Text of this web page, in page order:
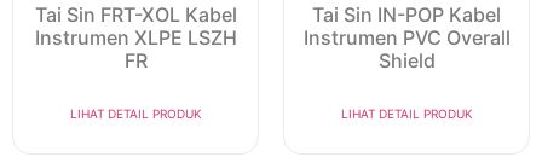
Tai Sin FRT-XOL Kabel
Instrumen XLPE LSZH
FR
LIHAT DETAIL PRODUK
Tai Sin IN-POP Kabel
Instrumen PVC Overall
Shield
LIHAT DETAIL PRODUK